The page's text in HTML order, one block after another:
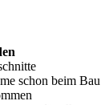
schon beim Bau